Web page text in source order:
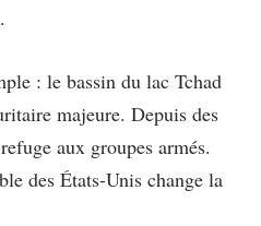
: le bassin du lac Tchad
majeure. Depuis des
aux groupes armés.
des États-Unis change la